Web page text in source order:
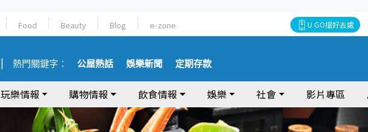
Food Beauty Blog e-zone U GO搵好去處
熱門關鍵字： 公屋熱話 娛樂新聞 定期存款
玩樂情報 購物情報 飲食情報 娛樂 社會 影片專區